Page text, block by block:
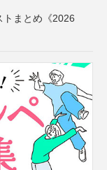
トまとめ《2026